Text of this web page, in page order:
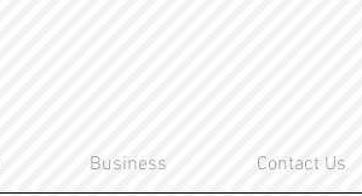
Business Contact Us